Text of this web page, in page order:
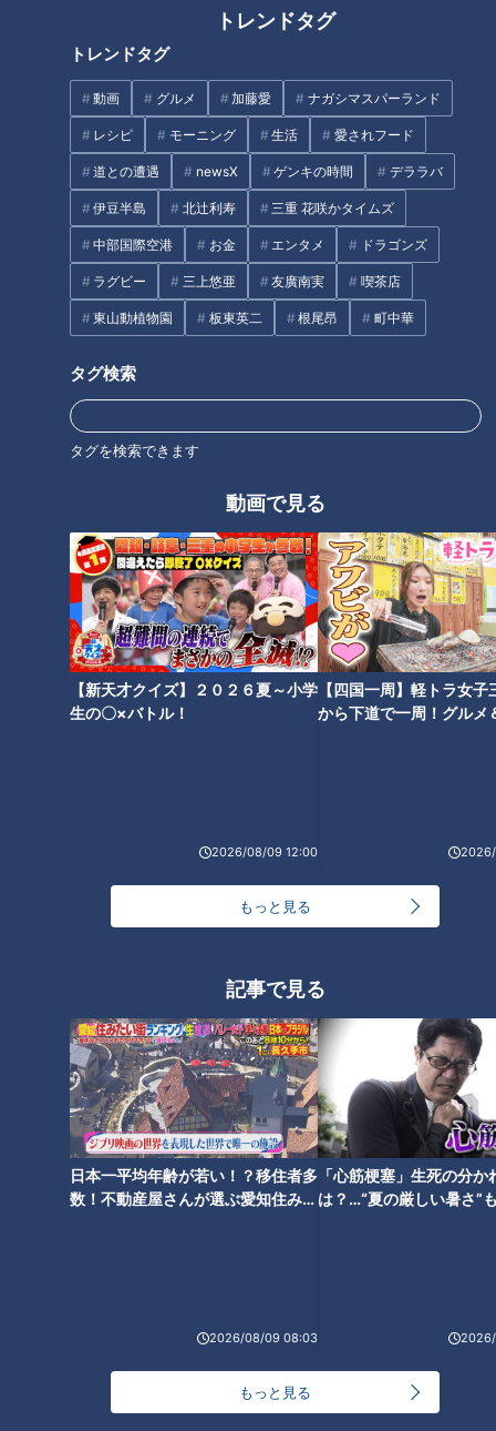
トレンドタグ
トレンドタグ
動画 グルメ 加藤愛 ナガシマスパーランド
レシピ モーニング 生活 愛されフード
道との遭遇 newsX ゲンキの時間 デララバ
伊豆半島 北辻利寿 三重 花咲かタイムズ
中部国際空港 お金 エンタメ ドラゴンズ
ラグビー 三上悠亜 友廣南実 喫茶店
東山動植物園 板東英二 根尾昂 町中華
タグ検索
タグを検索できます
動画で見る
【新天才クイズ】２０２６夏～小学
生の〇×バトル！
2026/08/09 12:00
【四国一周】軽トラ女子
から下道で一周！グルメ
もっと見る
記事で見る
日本一平均年齢が若い！？移住者多
数！不動産屋さんが選ぶ愛知住みた
2026/08/09 08:03
「心筋梗塞」生死の分か
は？…“夏の厳しい暑さ”
もっと見る
人気のパワースポットとグルメ
「飛騨高山」
味仙マニアが解説！ニンニクチ
ャーハン＋アサリ炒めのスープ
名古屋限定と気づいていない！
「海老おろし」は隠れ名古屋め
し～大竹敏之のシン・名古屋め
し
スガキヤの新業態！和風だしが
きいたふわトロたこ焼きが魅力
の「たこ寿」
フード『特製チャーハンふわと
ろ玉子のせ』をいただきます！
【チャント！】
タグ
グルメ エビフライ きしめん てしごと家
つ」は偶然生まれた？美味しく
食べられるこだわりの裏技
「コメダ」の知られざる秘密と
こだわりとは？